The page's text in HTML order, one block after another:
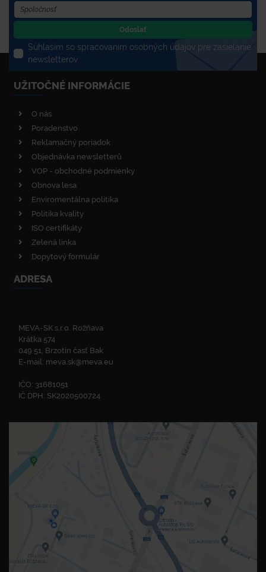
Odoslať
Súhlasím so spracovaním osobných údajov pre zasielanie
newsletterov
UŽITOČNÉ INFORMÁCIE
O nás
Poradenstvo
Reklamačný poriadok
Objednávka newsletterů
VOP - obchodné podmienky
Obnova lesa
Enviromentálna politika
Politika kvality
ISO certifikáty
Zelená linka
Dopytový formulár
ADRESA
MEVA-SK s.r.o. Rožňava
Krátka 574
049 51, Brzotín časť Bak
E-mail: meva.sk@meva.eu
IČO: 31681051
IČ DPH: SK2020500724